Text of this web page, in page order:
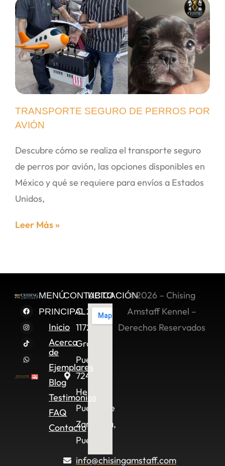
TRANSPORTE SEGURO DE PERROS POR
AVIÓN
Descubre cómo se realiza el transporte seguro
de perros por avión, las opciones disponibles en
México y qué se requiere para envíos a Estados
Unidos,
Leer Más »
MENÚ
PRINCIPAL
Inicio
Acerca
de
Ejemplares
Blog
Testimonios
FAQ
Contacto
CONTACTO
C. 2 Sur
11722,
Granjas
Puebla,
72490
Heroica
Puebla de
Zaragoza,
Pue.
info@chisingamstaff.com
UBICACIÓN©2026 – Chising
Amstaff Kennel –
Derechos Reservados